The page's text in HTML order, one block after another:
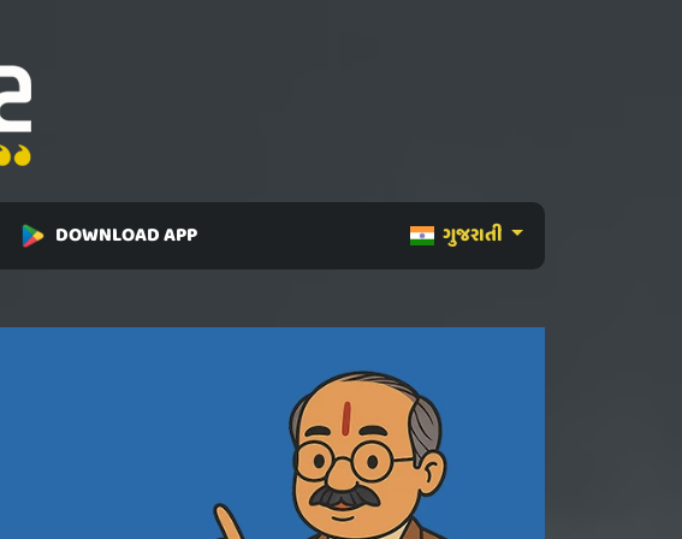
ગુજરાતી
DOWNLOAD APP